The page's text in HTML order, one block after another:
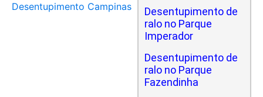
Desentupimento Campinas
Desentupimento de
ralo no Parque
Imperador
Desentupimento de
ralo no Parque
Fazendinha